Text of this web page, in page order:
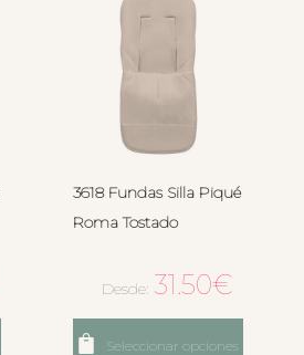
3618 Fundas Silla Piqué
Roma Tostado
Desde: 31.50€
Seleccionar opciones